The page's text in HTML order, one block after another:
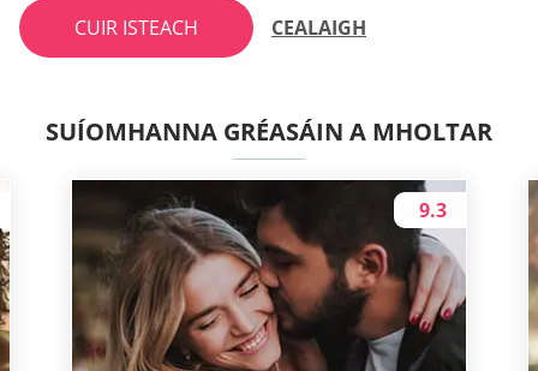
CUIR ISTEACH CEALAIGH
SUÍOMHANNA GRÉASÁIN A MHOLTAR
9.3